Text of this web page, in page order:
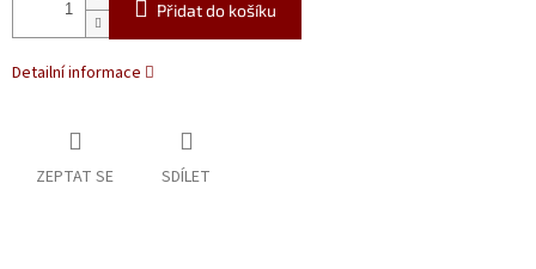
Přidat do košíku
Detailní informace
ZEPTAT SE SDÍLET